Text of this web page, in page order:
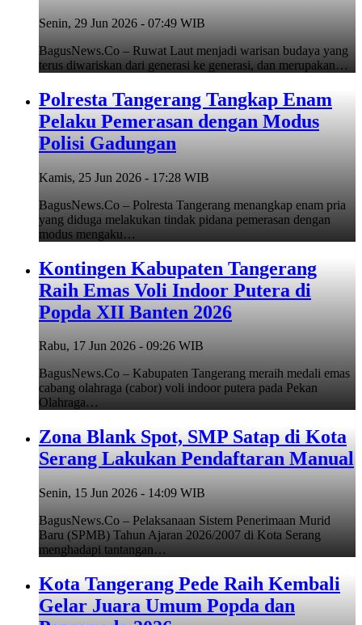
Senin, 29 Jun 2026 - 07:49 WIB
BagusNews.Co – Ruwat Laut menjadi warisan budaya yang
terus diwariskan dari generasi ke generasi, dan merupakan…
Polresta Tangerang Tangkap Enam
Pelaku Pemerasan dengan Modus
Polisi Gadungan
Kamis, 25 Jun 2026 - 17:28 WIB
BagusNews.Co – Polresta Tangerang menangkap enam pria
yang diduga melakukan tindak pidana pemerasan dengan
modus mengaku…
Kontingen Kabupaten Tangerang
Raih Emas Voli Indoor Putera di
Popda XII Banten 2026
Rabu, 17 Jun 2026 - 09:26 WIB
BagusNews.Co – Kabupaten Tangerang meraih medali emas
cabang olahraga (cabor) voli indoor putera pada Pekan
Olahraga…
Zona Blank Spot, SMP Satap di Kota
Serang Lakukan Pendaftaran Manual
Senin, 15 Jun 2026 - 14:09 WIB
BagusNews.Co – Pelaksanaan Sistem Penerimaan Murid
Baru (SPMB) Tahun Ajaran 2026/2007 di Kota Serang
menghadapi tantangan…
Kota Tangerang Pede Raih Kembali
Gelar Juara Umum Popda dan